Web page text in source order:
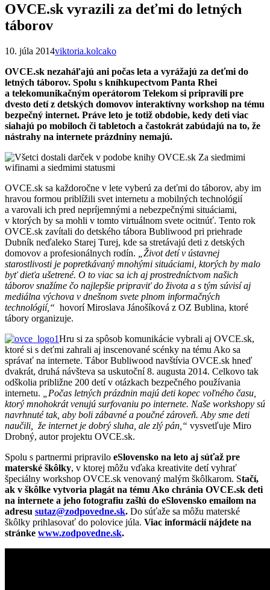
OVCE.sk vyrazili za deťmi do letných
táborov
10. júla 2014viktoria.kolcako
OVCE.sk nezaháľajú ani počas leta a vyrážajú za deťmi do
letných táborov. Spolu s kníhkupectvom Panta Rhei
a telekomunikačným operátorom Telekom si pripravili pre
dvesto detí z detských domovov interaktívny workshop na tému
bezpečný internet. Práve leto je totiž obdobie, kedy deti viac
siahajú po mobiloch či tabletoch a častokrát zabúdajú na to, že
nástrahy na internete prázdniny nemajú.
OVCE.sk sa každoročne v lete vyberú za deťmi do táborov, aby im
hravou formou priblížili svet internetu a mobilných technológií
a varovali ich pred nepríjemnými a nebezpečnými situáciami,
v ktorých by sa mohli v tomto virtuálnom svete ocitnúť. Tento rok
OVCE.sk zavítali do detského tábora Bubliwood pri priehrade
Dubník neďaleko Starej Turej, kde sa stretávajú deti z detských
domovov a profesionálnych rodín.
„Život detí v ústavnej
starostlivosti je popretkávaný mnohými situáciami, ktorých by malo
byť dieťa ušetrené. O to viac sa ich aj prostredníctvom našich
táborov snažíme čo najlepšie pripraviť do života a s tým súvisí aj
mediálna výchova v dnešnom svete plnom informačných
technológií,“ hovorí Miroslava Jánošíková z OZ Bublina, ktoré
tábory organizuje.
Hru si za spôsob komunikácie vybrali aj OVCE.sk,
ktoré si s deťmi zahrali aj inscenované scénky na tému Ako sa
správať na internete. Tábor Bubliwood navštívia OVCE.sk hneď
dvakrát, druhá návšteva sa uskutoční 8. augusta 2014. Celkovo tak
odškolia približne 200 detí v otázkach bezpečného používania
internetu.
„Počas letných prázdnin majú deti kopec voľného času,
ktorý mnohokrát venujú surfovaniu po internete. Naše workshopy sú
navrhnuté tak, aby boli zábavné a poučné zároveň. Aby sme deti
naučili, že internet je dobrý sluha, ale zlý pán,“ vysvetľuje Miro
Drobný, autor projektu OVCE.sk.
Spolu s partnermi pripravilo eSlovensko na leto aj súťaž pre
materské škôlky, v ktorej môžu vďaka kreativite detí vyhrať
špeciálny workshop OVCE.sk venovaný malým škôlkarom. Stačí,
ak v škôlke vytvoria plagát na tému Ako chránia OVCE.sk deti
na internete a jeho fotografiu zašlú do eSlovensko emailom na
adresu sutaz@zodpovedne.sk. Do súťaže sa môžu materské
škôlky prihlasovať do polovice júla. Viac informácií nájdete na
stránke www.zodpovedne.sk.